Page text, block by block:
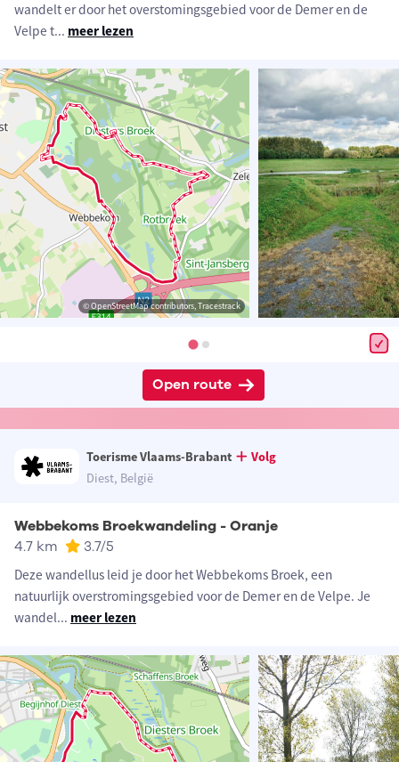
wandelt er door het overstomingsgebied voor de Demer en de
Velpe t... meer lezen
© OpenStreetMap contributors, Tracestrack
Open route
Toerisme Vlaams-Brabant
Volg
Diest, België
Webbekoms Broekwandeling - Oranje
4.7 km 3.7/5
Deze wandellus leid je door het Webbekoms Broek, een
natuurlijk overstromingsgebied voor de Demer en de Velpe. Je
wandel... meer lezen